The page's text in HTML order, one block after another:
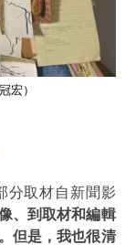
宏）
分取材自新聞影
、到取材和編輯
。但是，我也很清